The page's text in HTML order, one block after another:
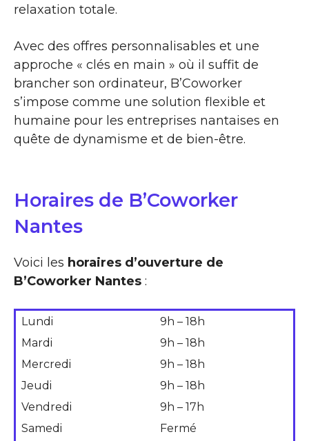
relaxation totale.
Avec des offres personnalisables et une
approche « clés en main » où il suffit de
brancher son ordinateur, B’Coworker
s’impose comme une solution flexible et
humaine pour les entreprises nantaises en
quête de dynamisme et de bien-être.
Horaires de B’Coworker
Nantes
Voici les horaires d’ouverture de
B’Coworker Nantes :
Lundi
9h – 18h
Mardi
9h – 18h
Mercredi
9h – 18h
Jeudi
9h – 18h
Vendredi
9h – 17h
Samedi
Fermé